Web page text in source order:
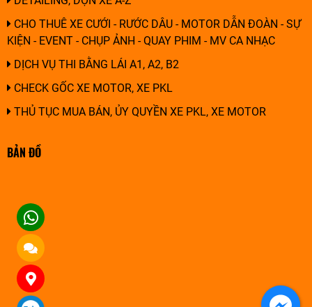
CHO THUÊ XE CƯỚI - RƯỚC DÂU - MOTOR DẪN ĐOÀN - SỰ
KIỆN - EVENT - CHỤP ẢNH - QUAY PHIM - MV CA NHẠC
DỊCH VỤ THI BẰNG LÁI A1, A2, B2
CHECK GỐC XE MOTOR, XE PKL
THỦ TỤC MUA BÁN, ỦY QUYỀN XE PKL, XE MOTOR
BẢN ĐỒ